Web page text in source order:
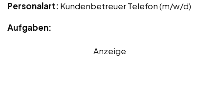
Personalart: Kundenbetreuer Telefon (m/w/d)
Aufgaben:
Anzeige